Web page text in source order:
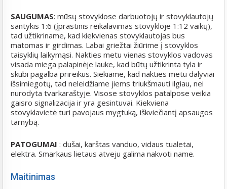
SAUGUMAS: mūsų stovyklose darbuotojų ir stovyklautojų
santykis 1:6 (įprastinis reikalavimas stovykloje 1:12 vaikų),
tad užtikriname, kad kiekvienas stovyklautojas bus
matomas ir girdimas. Labai griežtai žiūrime į stovyklos
taisyklių laikymąsi. Nakties metu vienas stovyklos vadovas
visada miega palapinėje lauke, kad būtų užtikrinta tyla ir
skubi pagalba prireikus. Siekiame, kad nakties metu dalyviai
išsimiegotų, tad neleidžiame jiems triukšmauti ilgiau, nei
nurodyta tvarkaraštyje. Visose stovyklos patalpose veikia
gaisro signalizacija ir yra gesintuvai. Kiekviena
stovyklavietė turi pavojaus mygtuką, iškviečiantį apsaugos
tarnybą.
PATOGUMAI : dušai, karštas vanduo, vidaus tualetai,
elektra. Smarkaus lietaus atveju galima nakvoti name.
Maitinimas